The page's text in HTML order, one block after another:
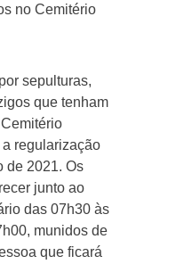
no Cemitério
sepulturas,
que tenham
regularização
de 2021. Os
junto ao
das 07h30 às
munidos de
que ficará